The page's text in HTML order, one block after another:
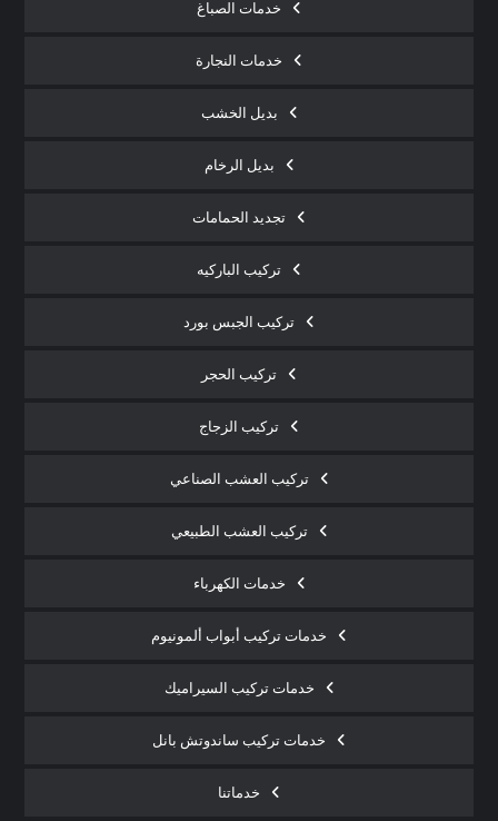
خدمات الصباغ
خدمات النجارة
بديل الخشب
بديل الرخام
تجديد الحمامات
تركيب الباركيه
تركيب الجبس بورد
تركيب الحجر
تركيب الزجاج
تركيب العشب الصناعي
تركيب العشب الطبيعي
خدمات الكهرباء
خدمات تركيب أبواب ألمونيوم
خدمات تركيب السيراميك
خدمات تركيب ساندوتش بانل
خدماتنا